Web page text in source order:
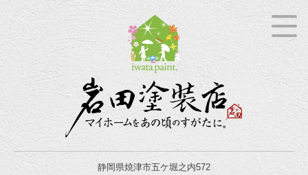
静岡県焼津市五ケ堀之内572